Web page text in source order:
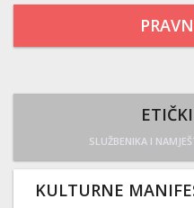
SLUŽBENIKA I
KULTURNE